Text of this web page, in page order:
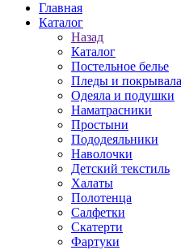
Главная
Каталог
Назад
Каталог
Постельное белье
Пледы и покрывала
Одеяла и подушки
Наматрасники
Простыни
Пододеяльники
Наволочки
Детский текстиль
Халаты
Полотенца
Салфетки
Скатерти
Фартуки